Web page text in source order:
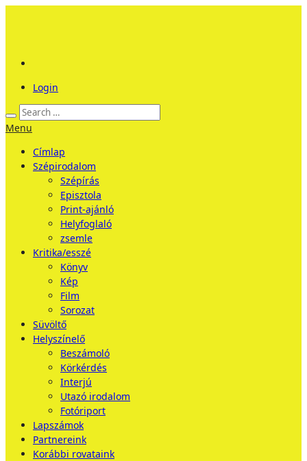
Login
Menu
Címlap
Szépirodalom
Szépírás
Episztola
Print-ajánló
Helyfoglaló
zsemle
Kritika/esszé
Könyv
Kép
Film
Sorozat
Süvöltő
Helyszínelő
Beszámoló
Körkérdés
Interjú
Utazó irodalom
Fotóriport
Lapszámok
Partnereink
Korábbi rovataink